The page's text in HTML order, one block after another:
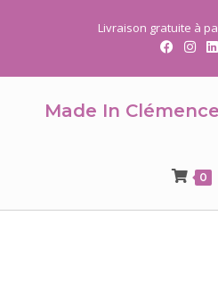
Livraison gratuite à
Made In Clémence
0